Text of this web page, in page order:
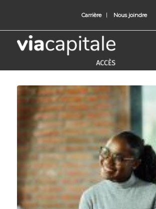
Carrière Nous joindre